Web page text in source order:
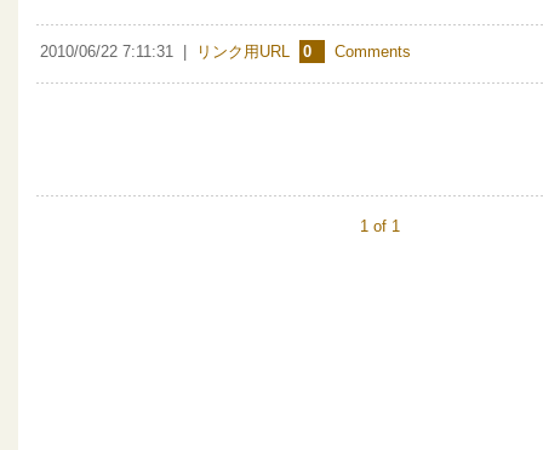
2010/06/22 7:11:31 リンク用URL 0 Comments
1 of 1